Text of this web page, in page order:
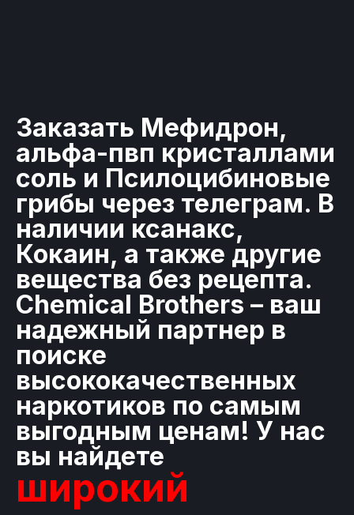
Заказать Мефидрон,
альфа-пвп кристаллами
соль и Псилоцибиновые
грибы через телеграм. В
наличии ксанакс,
Кокаин, а также другие
вещества без рецепта.
Chemical Brothers – ваш
надежный партнер в
поиске
высококачественных
наркотиков по самым
выгодным ценам! У нас
вы найдете
широкий